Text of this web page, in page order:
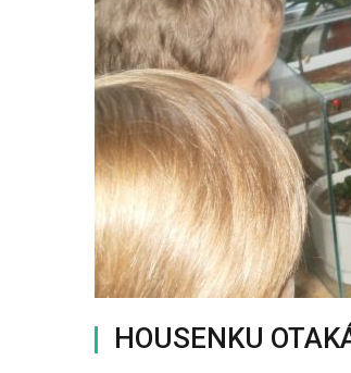
HOUSENKU